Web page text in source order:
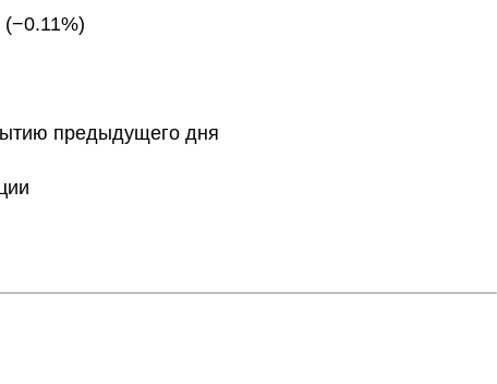
предыдущего дня